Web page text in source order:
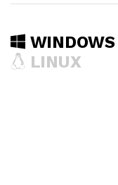
WINDOWS
LINUX